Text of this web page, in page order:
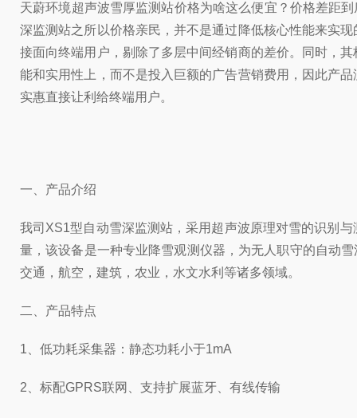
天蔚环境超声波雪厚监测站价格为啥这么便宜？价格差距
深监测站之所以价格亲民，并不是通过降低核心性能来实
接面向终端用户，剔除了多层中间经销商的差价。同时，
能和实用性上，而不是投入巨额的广告营销费用，因此产
实惠直接让利给终端用户。
一、产品介绍
我司XS1型自动雪深监测站，采用超声波原理对雪的识别
量，该设备是一种专业降雪观测仪器，为无人职守的自动
交通，航空，建筑，农业，水文水利等诸多领域。
二、产品特点
1、低功耗采集器：静态功耗小于1mA
2、标配GPRS联网、支持扩展蓝牙、有线传输